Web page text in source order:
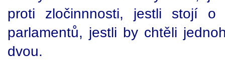
proti zločinnnosti, jestli stojí o
parlamentů, jestli by chtěli
dvou.